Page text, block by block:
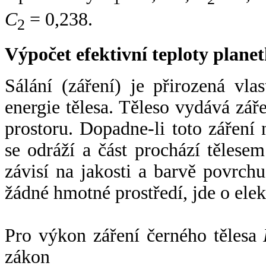
C2 = 0,238.
Výpočet efektivní teploty
Sálání (záření) je přirozená
energie tělesa. Těleso vydává
prostoru. Dopadne-li toto záření
se odráží a část prochází
závisí na jakosti a barvě
žádné hmotné prostředí, jde o
Pro výkon záření černého tělesa
zákon